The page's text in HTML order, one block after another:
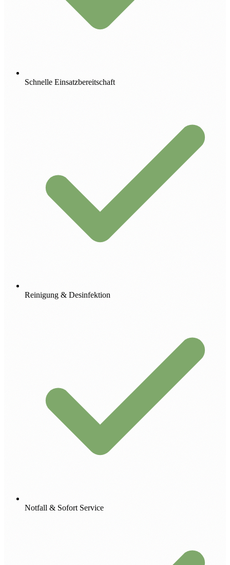
Schnelle Einsatzbereitschaft
Reinigung & Desinfektion
Notfall & Sofort Service